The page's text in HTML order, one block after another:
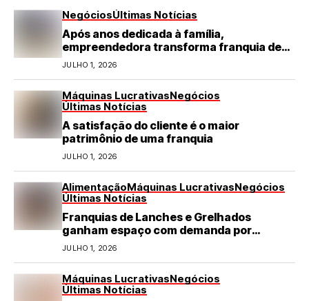
NegóciosÚltimas Notícias
Após anos dedicada à família,
empreendedora transforma franquia de
turismo em negócio de destaque no RN
JULHO 1, 2026
Máquinas LucrativasNegócios
Últimas Notícias
A satisfação do cliente é o maior
patrimônio de uma franquia
JULHO 1, 2026
AlimentaçãoMáquinas LucrativasNegócios
Últimas Notícias
Franquias de Lanches e Grelhados
ganham espaço com demanda por
refeições rápidas e de qualidade
JULHO 1, 2026
Máquinas LucrativasNegócios
Últimas Notícias